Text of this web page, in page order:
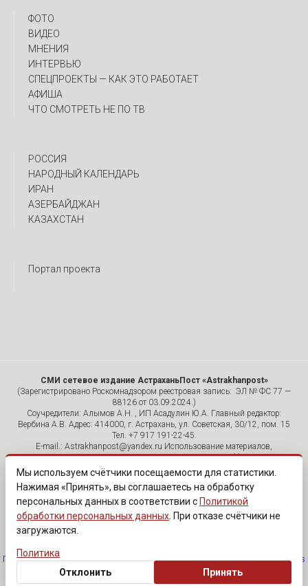
ФОТО
ВИДЕО
МНЕНИЯ
ИНТЕРВЬЮ
CПЕЦПРОЕКТЫ — КАК ЭТО РАБОТАЕТ
АФИША
ЧТО СМОТРЕТЬ НЕ ПО ТВ
РОССИЯ
НАРОДНЫЙ КАЛЕНДАРЬ
ИРАН
АЗЕРБАЙДЖАН
КАЗАХСТАН
Портал проекта
СМИ сетевое издание АстраханьПост «Astrakhanpost»
(Зарегистрировано Роскомнадзором реестровая запись: ЭЛ № ФС 77 —
88126 от 03.09.2024.)
Соучредители: Алымов А.Н. , ИП Асадулин Ю.А. Главный редактор:
Вербина А.В. Адрес: 414000, г. Астрахань, ул. Советская, 30/12, пом. 15
Тел. +7 917 191-22-45.
E-mail.: Astrakhanpost@yandex.ru Использование материалов,
размещенных на страницах сетевого издания «Astrakhanpost»,
допускается исключительно с указанием источника и публикацией
активной гиперссылки на портал Astrakhanpost.ru. Комментарии
читателей сайта размещаются без предварительного редактирования.
Редакция оставляет за собой право удалить их с сайта или
отредактировать, если указанные сообщения нарушают законы РФ.
«САЙТ ПРЕДНАЗНАЧЕН ДЛЯ АУДИТОРИИ 18+»
Политика обработки персональных данных·Изменить согласие на cookies
Мы используем счётчики посещаемости для статистики.
Нажимая «Принять», вы соглашаетесь на обработку
персональных данных в соответствии с Политикой
обработки персональных данных . При отказе счётчики не
загружаются.
Политика
Отклонить
Принять